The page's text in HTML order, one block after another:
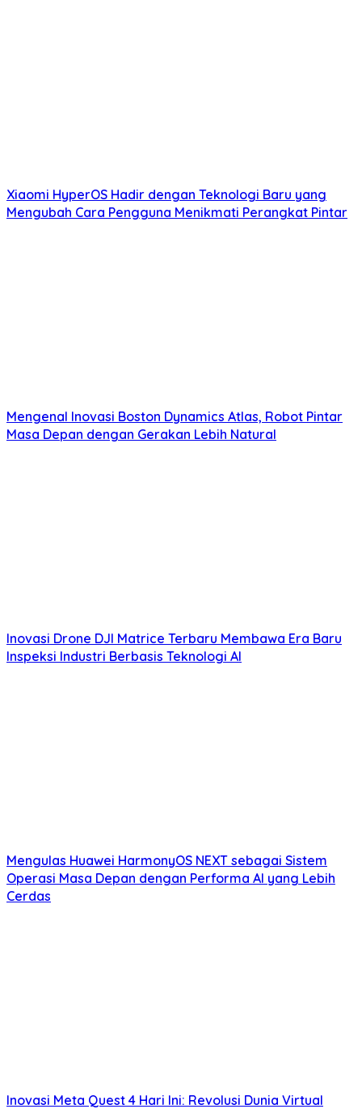
Xiaomi HyperOS Hadir dengan Teknologi Baru yang
Mengubah Cara Pengguna Menikmati Perangkat Pintar
Mengenal Inovasi Boston Dynamics Atlas, Robot Pintar
Masa Depan dengan Gerakan Lebih Natural
Inovasi Drone DJI Matrice Terbaru Membawa Era Baru
Inspeksi Industri Berbasis Teknologi AI
Mengulas Huawei HarmonyOS NEXT sebagai Sistem
Operasi Masa Depan dengan Performa AI yang Lebih
Cerdas
Inovasi Meta Quest 4 Hari Ini: Revolusi Dunia Virtual